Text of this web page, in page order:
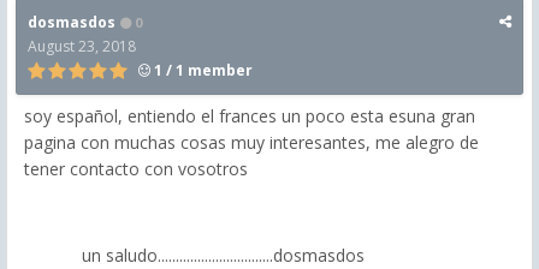
dosmasdos 0
August 23, 2018
1 / 1 member
soy español, entiendo el frances un poco esta esuna gran
pagina con muchas cosas muy interesantes, me alegro de
tener contacto con vosotros
un saludo................................dosmasdos